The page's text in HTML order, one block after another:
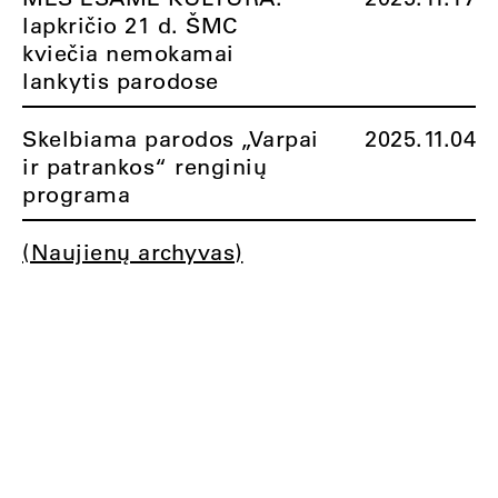
lapkričio 21 d. ŠMC
kviečia nemokamai
lankytis parodose
Skelbiama parodos „Varpai
ir patrankos“ renginių
programa
2025.11.04
(Naujienų archyvas)